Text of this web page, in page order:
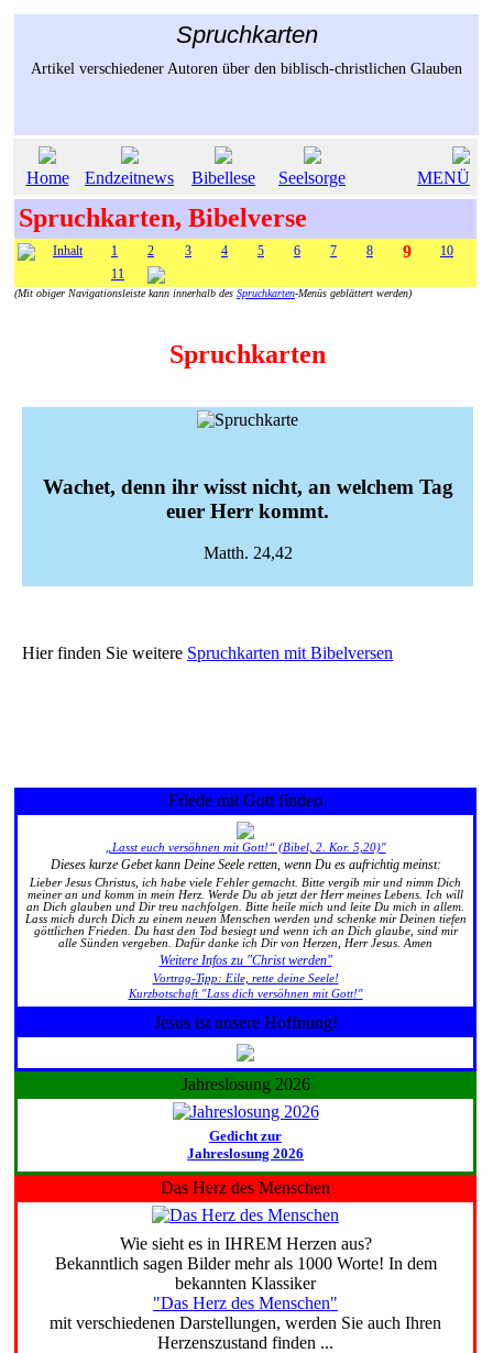
Spruchkarten
Artikel verschiedener Autoren über den biblisch-christlichen Glauben
Home Endzeitnews Bibellese Seelsorge MENÜ
Spruchkarten, Bibelverse
Inhalt 1 2 3 4 5 6 7 8 9
10
11
(Mit obiger Navigationsleiste kann innerhalb des Spruchkarten-Menüs geblättert werden)
Spruchkarten
Wachet, denn ihr wisst nicht, an welchem Tag
euer Herr kommt.
Matth. 24,42
Hier finden Sie weitere Spruchkarten mit Bibelversen
Friede mit Gott finden
„Lasst euch versöhnen mit Gott!“ (Bibel, 2. Kor. 5,20)"
Dieses kurze Gebet kann Deine Seele retten, wenn Du es aufrichtig meinst:
Lieber Jesus Christus, ich habe viele Fehler gemacht. Bitte vergib mir und nimm Dich
meiner an und komm in mein Herz. Werde Du ab jetzt der Herr meines Lebens. Ich will
an Dich glauben und Dir treu nachfolgen. Bitte heile mich und leite Du mich in allem.
Lass mich durch Dich zu einem neuen Menschen werden und schenke mir Deinen tiefen
göttlichen Frieden. Du hast den Tod besiegt und wenn ich an Dich glaube, sind mir
alle Sünden vergeben. Dafür danke ich Dir von Herzen, Herr Jesus. Amen
Weitere Infos zu "Christ werden"
Vortrag-Tipp: Eile, rette deine Seele!
Kurzbotschaft "Lass dich versöhnen mit Gott!"
Jesus ist unsere Hoffnung!
Jahreslosung 2026
Gedicht zur
Jahreslosung 2026
Das Herz des Menschen
Wie sieht es in IHREM Herzen aus?
Bekanntlich sagen Bilder mehr als 1000 Worte! In dem
bekannten Klassiker
"Das Herz des Menschen"
mit verschiedenen Darstellungen, werden Sie auch Ihren
Herzenszustand finden ...